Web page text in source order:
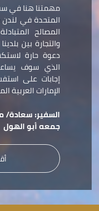
مهمتنا هنا في
المتحدة في
المصالح
والتجارة بين
دعوة حارة
الذي سوف
إجابات على
الإمارات العربية
السفير: سعادة/
جمعه أبو الهول